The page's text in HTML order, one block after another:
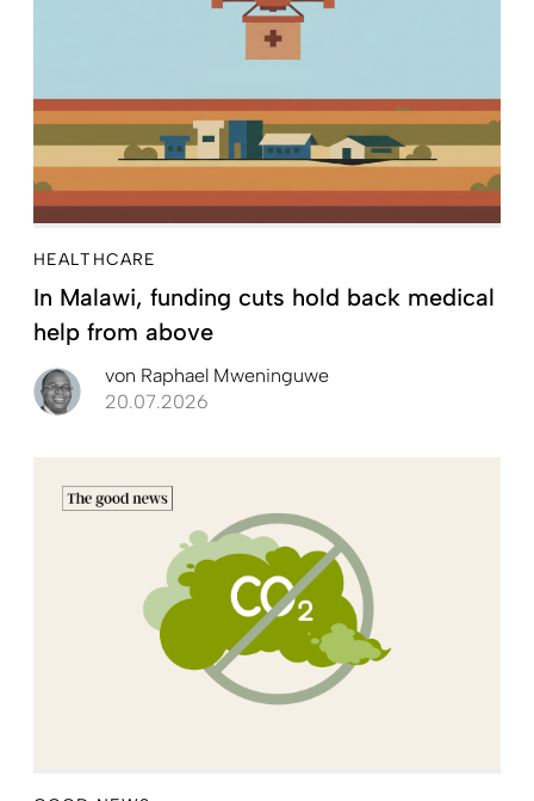
HEALTHCARE
In Malawi, funding cuts hold back medical
help from above
von Raphael Mweninguwe
20.07.2026